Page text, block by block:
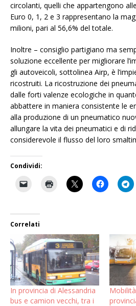
circolanti, quelli che appartengono
Euro 0, 1, 2 e 3 rappresentano la
milioni, pari al 56,6% del totale.
Inoltre – consiglio partigiano ma
soluzione eccellente per migliorare
gli autoveicoli, sottolinea Airp, è
ricostruiti. La ricostruzione dei
dalle forti valenze ecologiche in
abbattere in maniera consistente le
alla produzione di un pneumatico
allungare la vita dei pneumatici e di
considerevole il flusso del loro
Condividi:
Correlati
In provincia di Alessandria
bus e camion vecchi, tra i